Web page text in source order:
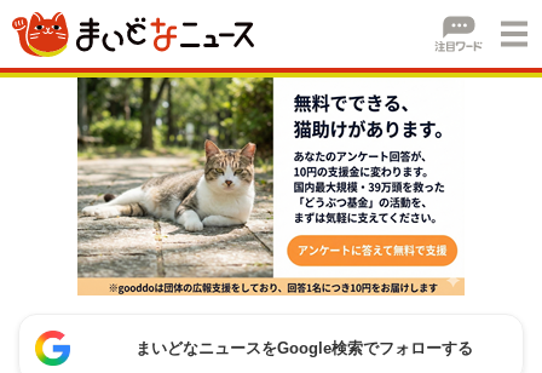
まいどなニュースをGoogle検索でフォローする